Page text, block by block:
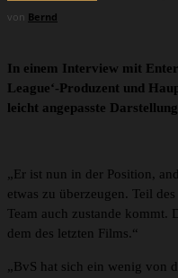
von Bernd
In einem Interview mit
League‘-Produzent und
leicht angepasste
„Er ist nun in der Position,
etwas zu überzeugen. Teil
Team auch zustande kommt.
dem des letzten Films.“
„BvS hat sich ein wenig von